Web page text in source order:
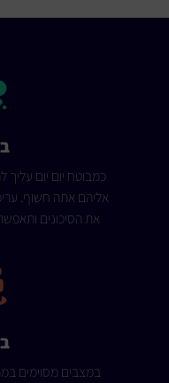
כמבוטח יום יום עליך
אליהם אתה חשוף.
את הסיכונים
במצבים מסוימים